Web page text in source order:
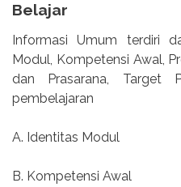
Belajar
Informasi Umum terdiri
Modul, Kompetensi Awal,
dan Prasarana, Target
pembelajaran
A. Identitas Modul
B. Kompetensi Awal